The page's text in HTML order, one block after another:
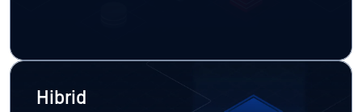
Hibrid